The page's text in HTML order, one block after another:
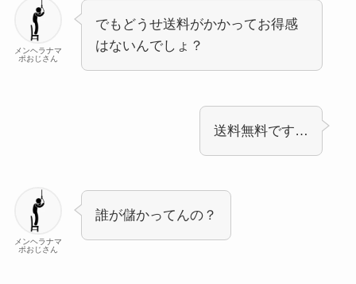
メンヘラナマ
ポおじさん
でもどうせ送料がかかってお得感
はないんでしょ？
送料無料です…
メンヘラナマ
ポおじさん
誰が儲かってんの？